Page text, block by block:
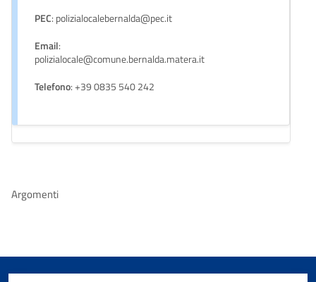
PEC: polizialocalebernalda@pec.it
Email:
polizialocale@comune.bernalda.matera.it
Telefono: +39 0835 540 242
Argomenti